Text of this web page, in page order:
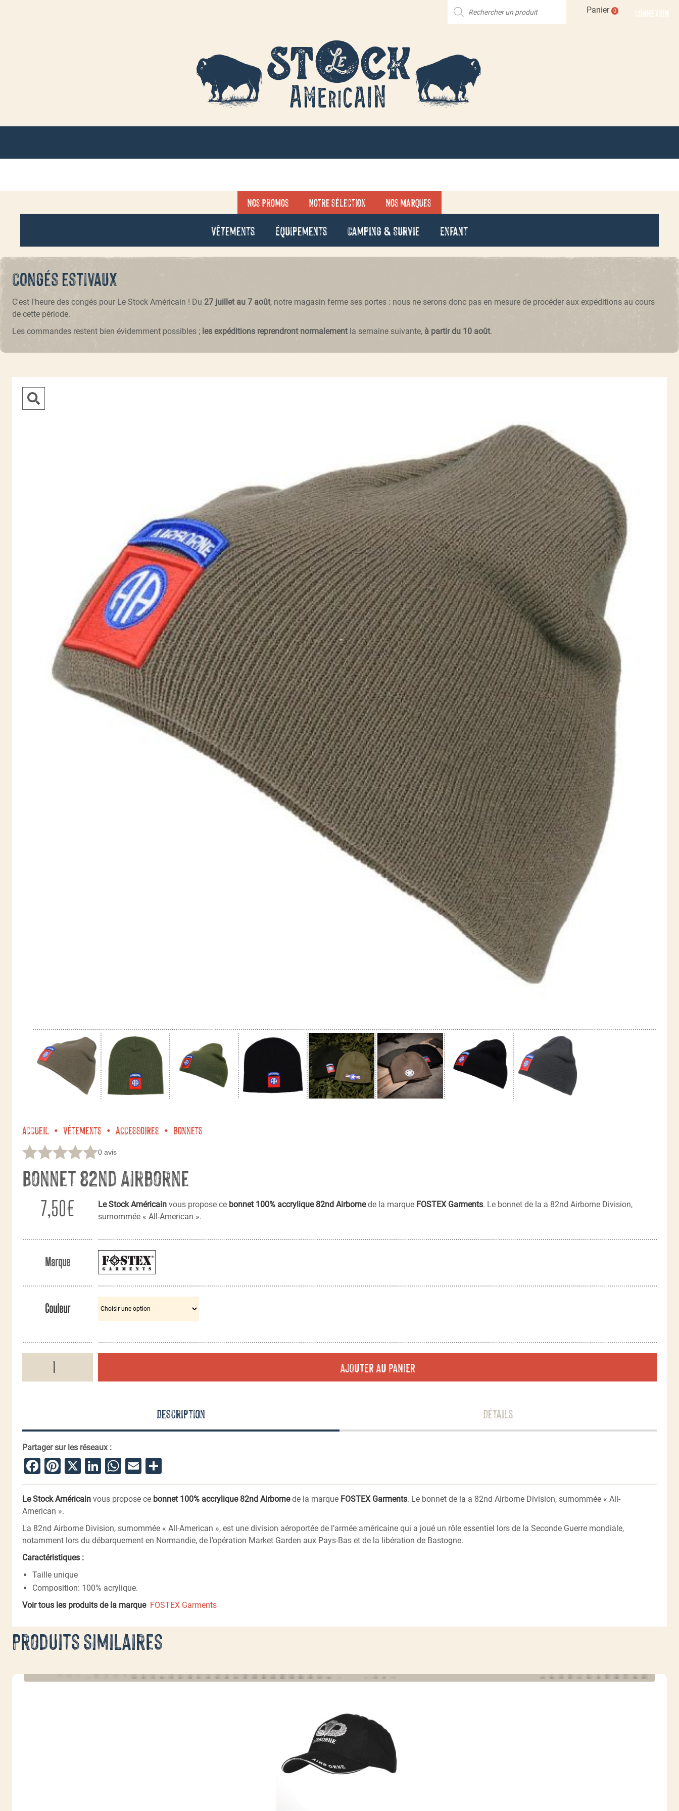
Panier 0 CONNEXION
Nos promos Notre sélection Nos marques
Vêtements Équipements Camping & Survie Enfant
Congés estivaux
C'est l'heure des congés pour Le Stock Américain ! Du 27 juillet au 7 août, notre magasin ferme ses portes : nous ne serons donc pas en mesure de procéder aux expéditions au cours
de cette période.
Les commandes restent bien évidemment possibles ; les expéditions reprendront normalementla semaine suivante, à partir du 10 août.
Accueil Vêtements Accessoires Bonnets
0 avis
Bonnet 82nd Airborne
7,50€ Le Stock Américain vous propose ce bonnet 100% accrylique 82nd Airbornede la marque FOSTEX Garments. Le bonnet de la a 82nd Airborne Division,
surnommée « All-American ».
Marque
Couleur
AJOUTER AU PANIER
Description Détails
Partager sur les réseaux :
Facebook
Pinterest
X LinkedIn
WhatsApp
Email
Le Stock Américain vous propose ce bonnet 100% accrylique 82nd Airbornede la marque FOSTEX Garments. Le bonnet de la a 82nd Airborne Division, surnommée « All-
American ».
La 82nd Airborne Division, surnommée « All-American », est une division aéroportée de l’armée américaine qui a joué un rôle essentiel lors de la Seconde Guerre mondiale,
notamment lors du débarquement en Normandie, de l’opération Market Garden aux Pays-Bas et de la libération de Bastogne.
Caractéristiques :
Taille unique
Composition: 100% acrylique.
Voir tous les produits de la marque FOSTEX Garments
Produits similaires